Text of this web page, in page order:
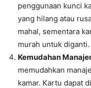
penggunaan kunci
yang hilang atau
mahal, sementara
murah untuk diganti.
Kemudahan
memudahkan
kamar. Kartu dapat